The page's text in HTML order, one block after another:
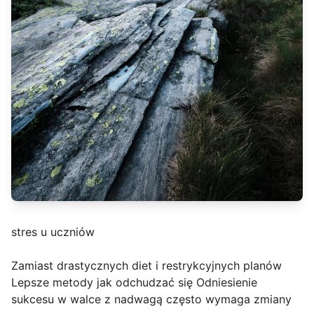
stres u uczniów
Zamiast drastycznych diet i restrykcyjnych planów
Lepsze metody jak odchudzać się Odniesienie
sukcesu w walce z nadwagą często wymaga zmiany